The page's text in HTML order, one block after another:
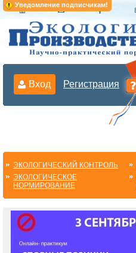
Уведомление подписчикам!
Вход Регистрация
ЭКОЛОГИЧЕСКИЙ КОНТРОЛЬ
ЭКОЛОГИЧЕСКОЕ
НОРМИРОВАНИЕ